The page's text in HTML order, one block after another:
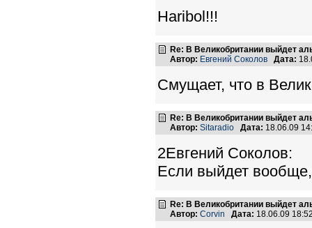
Haribol!!!
Re: В Великобритании выйдет
Автор: Евгений Соколов Дата:
Смущает, что в
Re: В Великобритании выйдет
Автор: Sitaradio Дата: 18.06.09
2Евгений Соколов:
Если выйдет вообще,
Re: В Великобритании выйдет
Автор: Corvin Дата: 18.06.09